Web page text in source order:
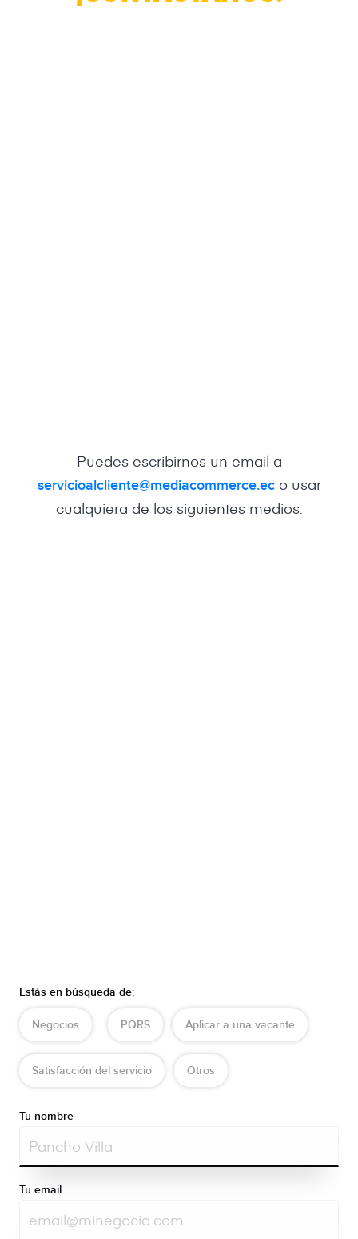
Puedes escribirnos un email a
servicioalcliente@mediacommerce.eco usar
cualquiera de los siguientes medios.
Estás en búsqueda de:
Negocios PQRS Aplicar a una vacante
Satisfacción del servicio Otros
Tu nombre
Tu email